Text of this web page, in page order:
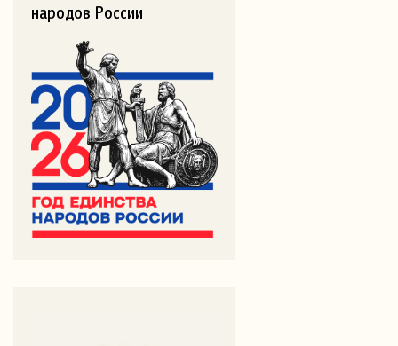
народов России